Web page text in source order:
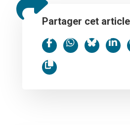
Partager cet article